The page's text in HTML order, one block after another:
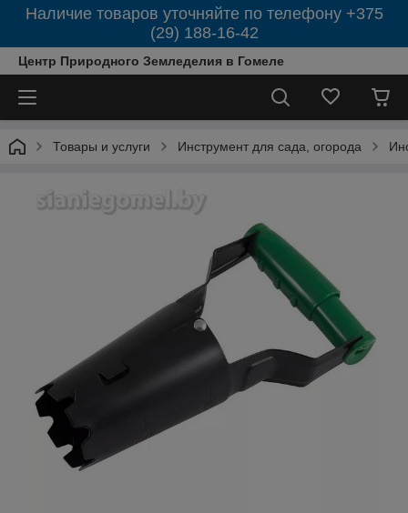
Наличие товаров уточняйте по телефону +375
(29) 188-16-42
Центр Природного Земледелия в Гомеле
Товары и услуги Инструмент для сада, огорода